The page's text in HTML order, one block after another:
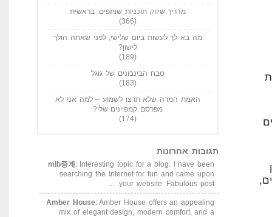
מדריך שיווק תוכניות שותפים: בראשית
(366)
מה בא לך לעשות ביום שלישי, לפני שאתה הולך
לישון?
(189)
טבח הבינבונים של גוגל
(183)
האמת המרה שלא תרצו לשמוע – למה אני לא
מפרסם קמפיינים שלי?
(174)
תגובות אחרונות
mlb중계 : Interesting topic for a blog. I have been
searching the Internet for fun and came upon
your website. Fabulous post. ...
Amber House: Amber House offers an appealing
mix of elegant design, modern comfort, and a